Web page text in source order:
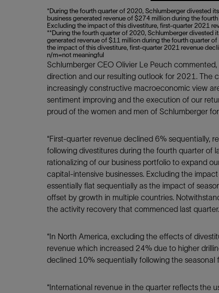
*During the fourth quarter of 2020, Schlumberger divested
business generated revenue of $274 million during the
Excluding the impact of this divestiture, first-quarter 2021
**During the fourth quarter of 2020, Schlumberger divested
generated revenue of $11 million during the fourth quarter
the impact of this divestiture, first-quarter 2021 revenue
n/m=not meaningful
Schlumberger CEO Olivier Le Peuch
direction and our resulting outlook for 2021. The
increasingly constructive macroeconomic view
sentiment improving and the execution of our
proud of the women and men of Schlumberger
“First-quarter revenue declined 6% sequentially,
following divestitures during the fourth quarter of
rationalizing of our business portfolio to expand
capital-intensive businesses. Excluding the
essentially flat sequentially as the impact of
offset by growth in multiple countries.
the activity recovery that commenced last quarter.
“In North America, excluding the effects of
revenue which increased 24% due to higher
declined 10% sequentially following the
“International revenue in the quarter reflects the